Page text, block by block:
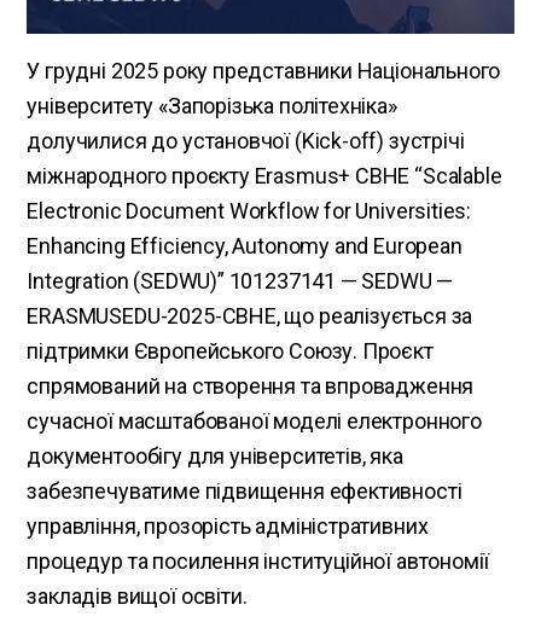
У грудні 2025 року представники Національного
університету «Запорізька політехніка»
долучилися до установчої (Kick-off) зустрічі
міжнародного проєкту Erasmus+ CBHE “Scalable
Electronic Document Workflow for Universities:
Enhancing Efficiency, Autonomy and European
Integration (SEDWU)” 101237141 — SEDWU —
ERASMUSEDU-2025-CBHE, що реалізується за
підтримки Європейського Союзу. Проєкт
спрямований на створення та впровадження
сучасної масштабованої моделі електронного
документообігу для університетів, яка
забезпечуватиме підвищення ефективності
управління, прозорість адміністративних
процедур та посилення інституційної автономії
закладів вищої освіти.